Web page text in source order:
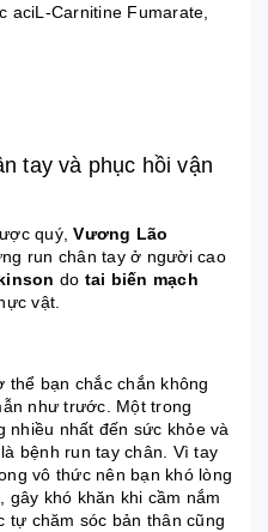
aciL-Carnitine Fumarate,
tay và phục hồi vận
quý,Vương Lão
run chân tay ở người cao
do tai biến mạch
vật.
thể bạn chắc chắn không
như trước. Một trong
nhiều nhất đến sức khỏe và
bệnh run tay chân. Vì tay
vô thức nên bạn khó lòng
gây khó khăn khi cầm nắm
tự chăm sóc bản thân cũng